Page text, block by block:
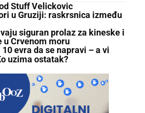
Stuff Velickovic
u Gruziji: raskrsnica između
siguran prolaz za kineske i
u Crvenom moru
evra da se napravi – a vi
uzima ostatak?